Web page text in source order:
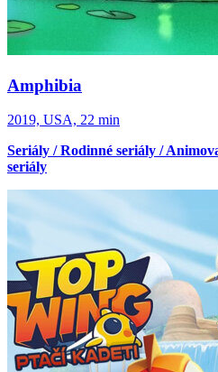
Amphibia
2019, USA, 22 min
Seriály / Rodinné seriály /
seriály